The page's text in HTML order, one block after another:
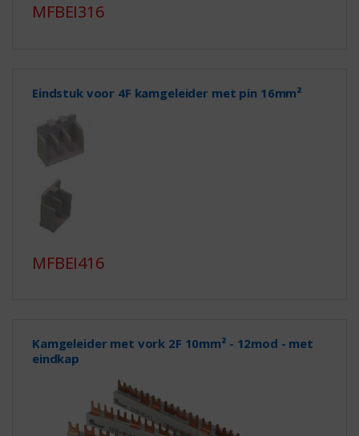
MFBEI316
Eindstuk voor 4F kamgeleider met pin 16mm²
MFBEI416
Kamgeleider met vork 2F 10mm² - 12mod - met
eindkap